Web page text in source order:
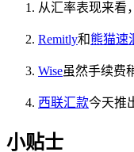
从汇率表现来看，
Remitly和熊猫速
Wise虽然手续费
西联汇款今天推
小贴士